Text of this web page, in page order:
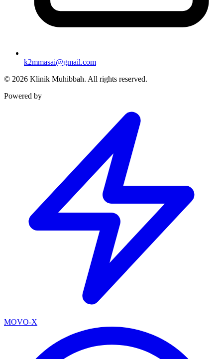
k2mmasai@gmail.com
© 2026 Klinik Muhibbah. All rights reserved.
Powered by
MOVO-X